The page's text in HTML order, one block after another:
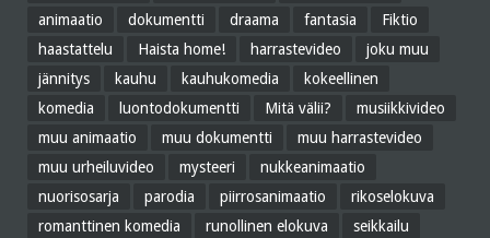
animaatio
dokumentti draama fantasia
Fiktio
haastattelu
Haista home! harrastevideo
joku muu
jännitys
kauhu kauhukomedia
kokeellinen
komedia
luontodokumentti Mitä välii?
musiikkivideo
muu animaatio
muu dokumentti
muu harrastevideo
muu urheiluvideo
mysteeri
nukkeanimaatio
nuorisosarja
parodia piirrosanimaatio
rikoselokuva
romanttinen komedia
runollinen elokuva
seikkailu